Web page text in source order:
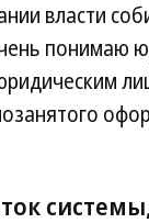
власти
понимаю